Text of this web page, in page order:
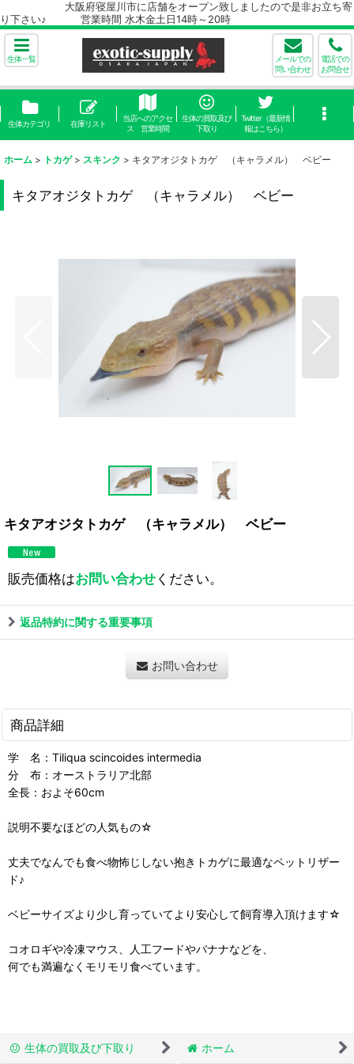
大阪府寝屋川市に店舗をオープン致しましたので是非お立ち寄
り下さい♪ 営業時間 水木金土日14時～20時
生体一覧
メールでの
問い合わせ
電話での
お問合せ
生体カテゴリ 在庫リスト
当店へのアクセ
ス 営業時間
生体の買取及び
下取り
Twitter（最新情
報はこちら）
ホーム > トカゲ > スキンク > キタアオジタトカゲ （キャラメル） ベビー
キタアオジタトカゲ （キャラメル） ベビー
キタアオジタトカゲ （キャラメル） ベビー
販売価格はお問い合わせください。
返品特約に関する重要事項
お問い合わせ
商品詳細
学 名：Tiliqua scincoides intermedia
分 布：オーストラリア北部
全長：およそ60cm
説明不要なほどの人気もの☆
丈夫でなんでも食べ物怖じしない抱きトカゲに最適なペットリザー
ド♪
ベビーサイズより少し育っていてより安心して飼育導入頂けます☆
コオロギや冷凍マウス、人工フードやバナナなどを、
何でも満遍なくモリモリ食べています。
生体の買取及び下取り ホーム